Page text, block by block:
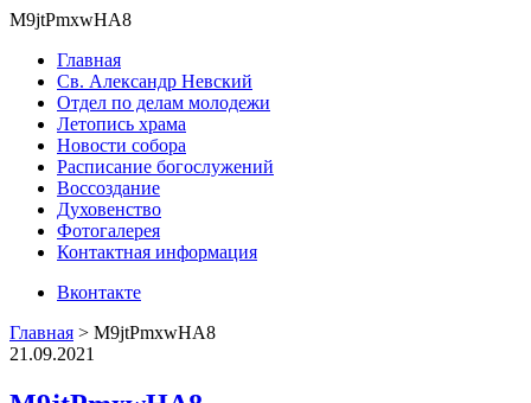
M9jtPmxwHA8
Главная
Св. Александр Невский
Отдел по делам молодежи
Летопись храма
Новости собора
Расписание богослужений
Воссоздание
Духовенство
Фотогалерея
Контактная информация
Вконтакте
Главная > M9jtPmxwHA8
21.09.2021